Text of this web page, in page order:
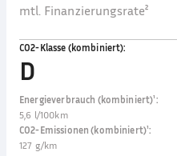
mtl. Finanzierungsrate²
CO2-Klasse (kombiniert):
D
Energieverbrauch (kombiniert)¹:
5,6 l/100km
CO2-Emissionen (kombiniert)¹:
127 g/km